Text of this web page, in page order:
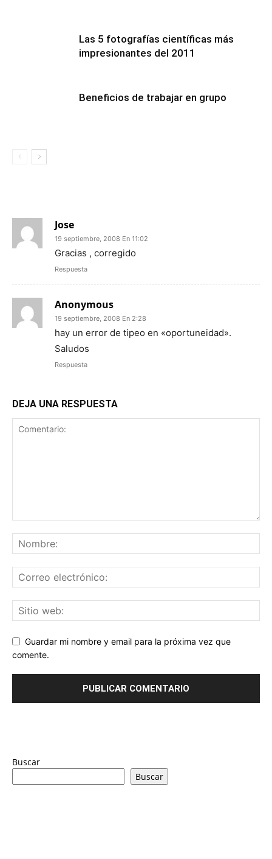
Las 5 fotografías científicas más
impresionantes del 2011
Beneficios de trabajar en grupo
Jose
19 septiembre, 2008 En 11:02
Gracias , corregido
Respuesta
Anonymous
19 septiembre, 2008 En 2:28
hay un error de tipeo en «oportuneidad».
Saludos
Respuesta
DEJA UNA RESPUESTA
Guardar mi nombre y email para la próxima vez que
comente.
Buscar
Buscar